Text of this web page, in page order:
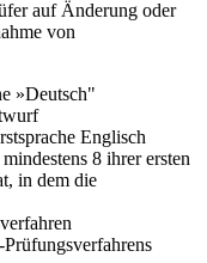
auf Änderung oder
von
»Deutsch"
Englisch
8 ihrer ersten
in dem die